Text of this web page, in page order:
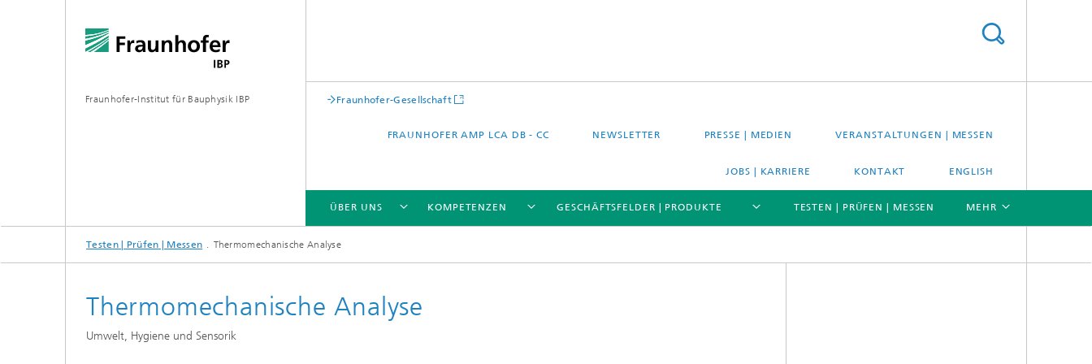
Fraunhofer-Institut für Bauphysik IBP Fraunhofer-Gesellschaft
FRAUNHOFER AMP LCA DB - CC NEWSLETTER PRESSE | MEDIEN VERANSTALTUNGEN | MESSEN
JOBS | KARRIERE KONTAKT ENGLISH
ÜBER UNS
ÜBER UNS
KOMPETENZEN
KOMPETENZEN
Bauakustik
GESCHÄFTSFELDER | PRODUKTE
GESCHÄFTSFELDER | PRODUKTE
TESTEN | PRÜFEN | MESSEN MEHR
Testen | Prüfen | Messen Thermomechanische Analyse
Thermomechanische Analyse
Umwelt, Hygiene und Sensorik